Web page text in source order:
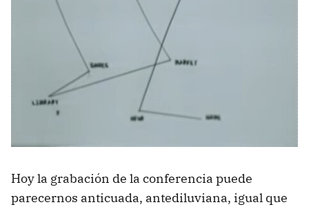
Hoy la grabación de la conferencia puede
parecernos anticuada, antediluviana, igual que